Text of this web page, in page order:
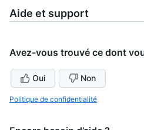
Aide et support
Avez-vous trouvé ce dont
Oui Non
Politique de confidentialité